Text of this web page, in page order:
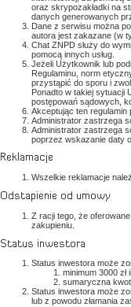
oraz skrypozakładki na
danych generowanych
Dane z serwisu można
autora jest zakazane (w
Chat ZNPD służy do
pomocą innych usług.
Jeżeli Użytkownik lub
Regulaminu, norm
przystąpić do sporu i
Ponadto w takiej sytuacji
postępowań sądowych,
Akceptując ten regulamin
Administrator zastrzega
Administrator zastrzega
poprzez wskazanie daty
Reklamacje
Wszelkie reklamacje
Odstapienie od umowy
Z racji tego, że
zakupieniu.
Status inwestora
Status inwestora może
minimum 3000
sumaryczna
Status inwestora może
lub z powodu złamania